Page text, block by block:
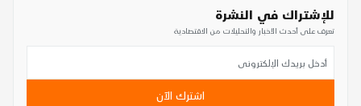
للإشتراك في النشرة
تعرف على أحدث الأخبار والتحليلات من الاقتصادية
اشترك الآن